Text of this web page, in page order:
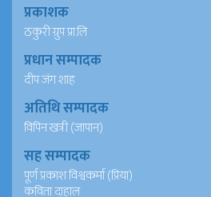
प्रकाशक
ठकुरी ग्रुप प्रा.लि
प्रधान सम्पादक
दीप जंग शाह
अतिथि सम्पादक
विपिन खत्री (जापान)
सह सम्पादक
पूर्ण प्रकाश विश्वकर्मा (प्रिया)
कविता दाहाल